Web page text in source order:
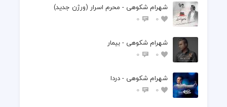
شهرام شکوهی - محرم اسرار (ورژن جدید)
0
0
شهرام شکوهی - بیمار
0
0
شهرام شکوهی - دردا
0
0